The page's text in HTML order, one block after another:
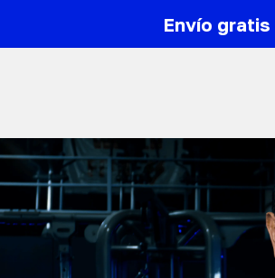
Envío gratis